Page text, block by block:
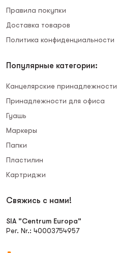
Правила покупки
Доставка товаров
Политика конфиденциальности
Популярные категории:
Канцелярские принадлежности
Принадлежности для офиса
Гуашь
Маркеры
Папки
Пластилин
Картриджи
Свяжись с нами!
SIA "Centrum Europa"
Рег. Nr.: 40003754957